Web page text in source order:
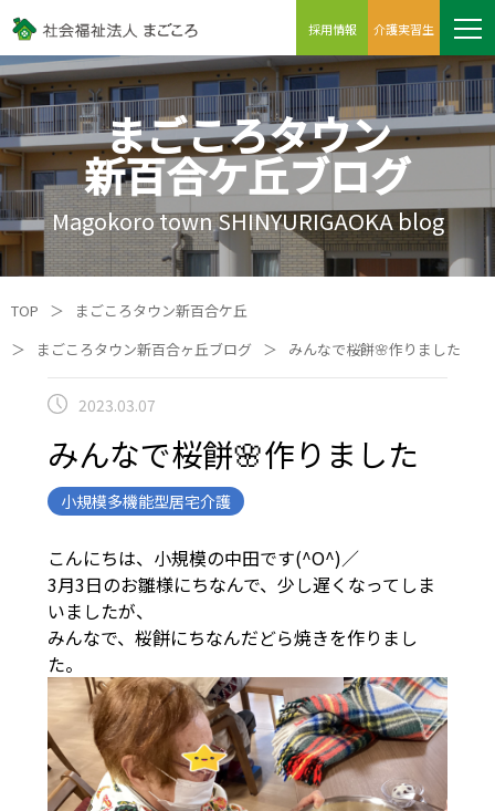
採用情報 介護実習生
まごころタウン
新百合ケ丘ブログ
Magokoro town SHINYURIGAOKA blog
TOP ＞
まごころタウン新百合ケ丘
＞
まごころタウン新百合ヶ丘ブログ ＞ みんなで桜餅🌸作りました
2023.03.07
みんなで桜餅🌸作りました
小規模多機能型居宅介護
こんにちは、小規模の中田です(^O^)／
3月3日のお雛様にちなんで、少し遅くなってしま
いましたが、
みんなで、桜餅にちなんだどら焼きを作りまし
た。